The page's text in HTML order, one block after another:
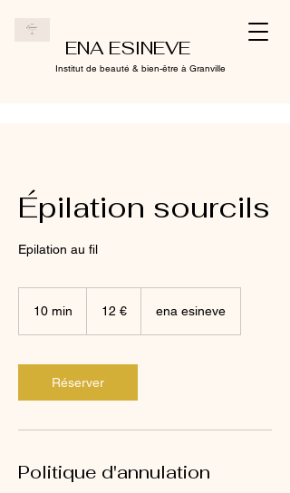
ENA ESINEVE
Institut de beauté & bien-être à Granville
Épilation sourcils
Epilation au fil
10 min
i
n
12 € ena esineve
Réserver
Politique d'annulation